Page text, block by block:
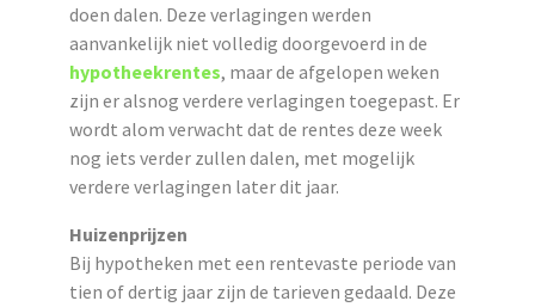
doen dalen. Deze verlagingen werden
aanvankelijk niet volledig doorgevoerd in de
hypotheekrentes, maar de afgelopen weken
zijn er alsnog verdere verlagingen toegepast. Er
wordt alom verwacht dat de rentes deze week
nog iets verder zullen dalen, met mogelijk
verdere verlagingen later dit jaar.
Huizenprijzen
Bij hypotheken met een rentevaste periode van
tien of dertig jaar zijn de tarieven gedaald. Deze